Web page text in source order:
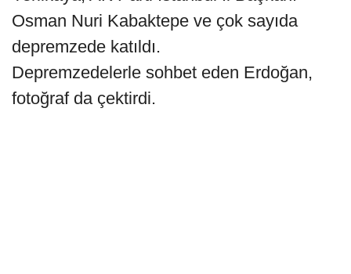
Osman Nuri Kabaktepe ve çok sayıda
depremzede katıldı.
Depremzedelerle sohbet eden Erdoğan,
fotoğraf da çektirdi.